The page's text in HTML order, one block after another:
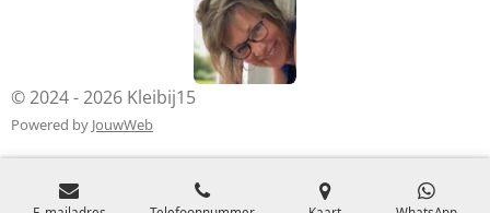
© 2024 - 2026 Kleibij15
Powered by JouwWeb